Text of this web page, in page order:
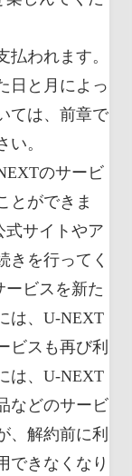
払われます。
日と月によっ
ては、前章で
。
のサービ
とができま
式サイトやア
きを行ってく
ービスを新た
は、U-NEXT
ビスも再び利
は、U-NEXT
などのサービ
、解約前に利
できなくなり